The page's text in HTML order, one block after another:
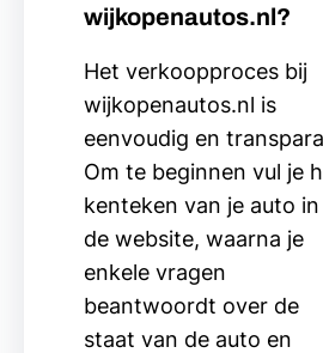
wijkopenautos.nl?
Het verkoopproces bij
wijkopenautos.nl is
eenvoudig en
Om te beginnen vul je
kenteken van je auto
de website, waarna je
enkele vragen
beantwoordt over de
staat van de auto en